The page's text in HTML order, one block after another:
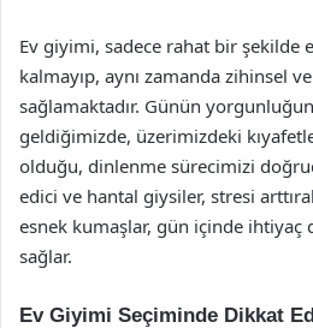
Ev giyimi, sadece rahat bir şekilde
kalmayıp, aynı zamanda zihinsel
sağlamaktadır. Günün
geldiğimizde, üzerimizdeki
olduğu, dinlenme sürecimizi
edici ve hantal giysiler, stresi
esnek kumaşlar, gün içinde
sağlar.
Ev Giyimi Seçiminde Dikkat